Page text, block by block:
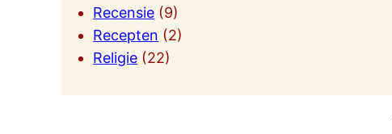
Recensie (9)
Recepten (2)
Religie (22)